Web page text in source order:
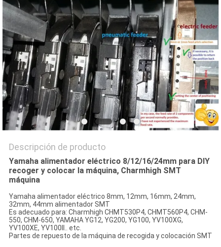
POLÍTICA
DE
PRIVACIDAD
Descripción de producto
Yamaha alimentador eléctrico 8/12/16/24mm para DIY
recoger y colocar la máquina, Charmhigh SMT
máquina
Yamaha alimentador eléctrico 8mm, 12mm, 16mm, 24mm,
32mm, 44mm alimentador SMT
Es adecuado para: Charmhigh CHMT530P4, CHMT560P4, CHM-
550, CHM-650, YAMAHA YG12, YG200, YG100, YV100XG,
YV100XE, YV100II.. etc.
Partes de repuesto de la máquina de recogida y colocación SMT